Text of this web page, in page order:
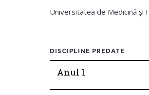
Universitatea de Medicină și
DISCIPLINE PREDATE
Anul 1